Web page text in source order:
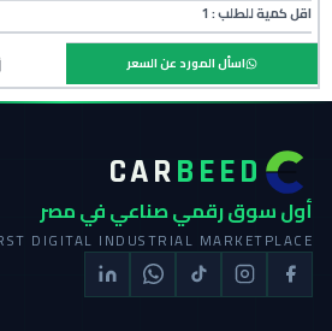
اقل كمية للطلب : 1
اسأل المورد عن السعر
CARBEED
أول سوق رقمي صناعي في مصر
DIGITAL INDUSTRIAL MARKETPLACE